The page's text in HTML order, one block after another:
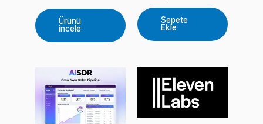
Ürünü
incele
10.000,00 ₺.
Sepete
Ekle